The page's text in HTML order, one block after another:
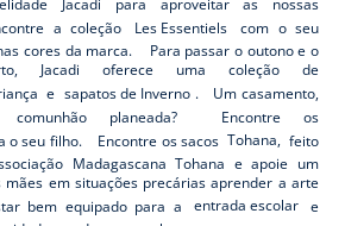
Jacadi para aproveitar as nossas
a coleção Les Essentiels
com o seu
cores da marca. Para passar o outono e o
Jacadi oferece uma coleção de
e sapatos de Inverno . Um casamento,
comunhão planeada? Encontre os
o seu filho. Encontre os sacos Tohana, feito
Madagascana Tohana e apoie um
em situações precárias aprender a arte
bem equipado para a
entrada escolar e